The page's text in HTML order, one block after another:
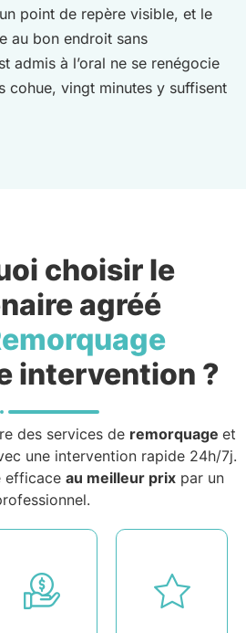
point de repère visible, et le
au bon endroit sans
admis à l’oral ne se renégocie
cohue, vingt minutes y suffisent
choisir le
agréé
intervention ?
des services de remorquage et
une intervention rapide 24h/7j.
efficace au meilleur prixpar un